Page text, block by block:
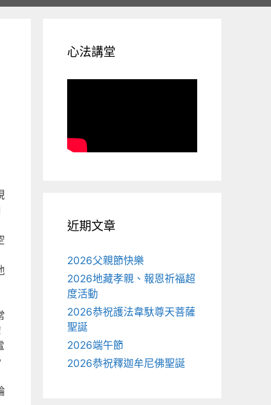
心法講堂
近期文章
2026父親節快樂
2026地藏孝親、報恩祈福超
度活動
2026恭祝護法韋馱尊天菩薩
聖誕
2026端午節
2026恭祝釋迦牟尼佛聖誕